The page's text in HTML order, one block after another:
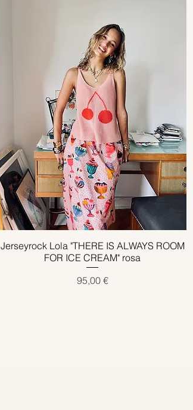
Schnellansicht
Jerseyrock Lola "THERE IS ALWAYS ROOM
FOR ICE CREAM" rosa
Preis
95,00 €